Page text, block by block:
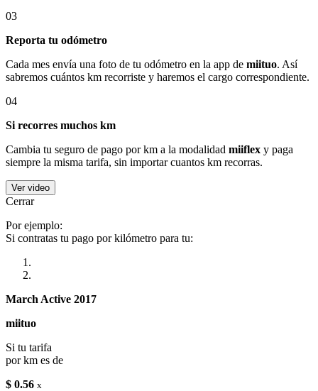
03
Reporta tu odómetro
Cada mes envía una foto de tu odómetro en la app de miituo. Así
sabremos cuántos km recorriste y haremos el cargo correspondiente.
04
Si recorres muchos km
Cambia tu seguro de pago por km a la modalidad miiflex y paga
siempre la misma tarifa, sin importar cuantos km recorras.
Ver video
Cerrar
Por ejemplo:
Si contratas tu pago por kilómetro para tu:
March Active 2017
miituo
Si tu tarifa
por km es de
$ 0.56 x